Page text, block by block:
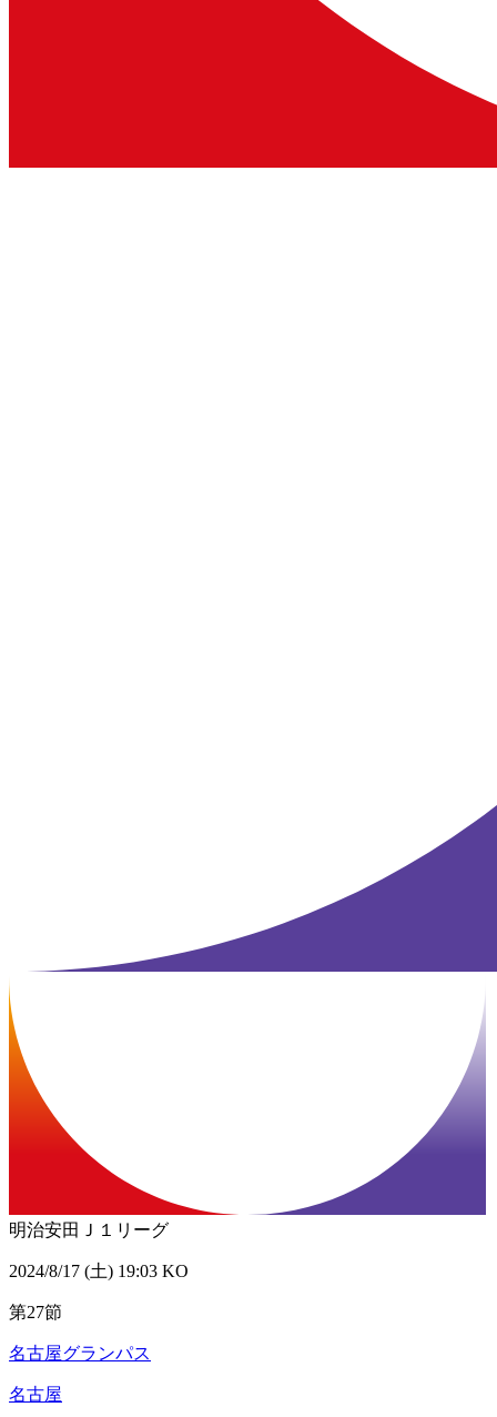
明治安田Ｊ１リーグ
2024/8/17 (土) 19:03 KO
第27節
名古屋グランパス
名古屋